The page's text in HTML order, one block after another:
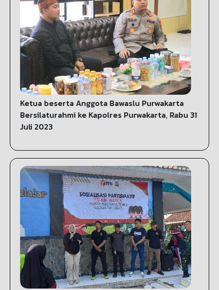
Ketua beserta Anggota Bawaslu Purwakarta
Bersilaturahmi ke Kapolres Purwakarta, Rabu 31
Juli 2023